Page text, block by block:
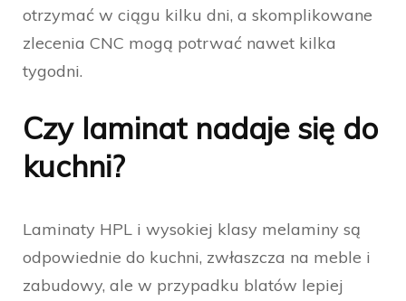
otrzymać w ciągu kilku dni, a skomplikowane
zlecenia CNC mogą potrwać nawet kilka
tygodni.
Czy laminat nadaje się do
kuchni?
Laminaty HPL i wysokiej klasy melaminy są
odpowiednie do kuchni, zwłaszcza na meble i
zabudowy, ale w przypadku blatów lepiej